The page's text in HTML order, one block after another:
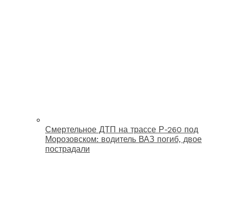
Смертельное ДТП на трассе Р-260 под
Морозовском: водитель ВАЗ погиб, двое
пострадали